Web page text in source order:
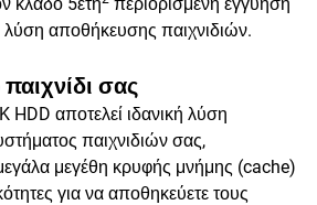
λύση αποθήκευσης παιχνιδιών.
σας
αποτελεί ιδανική λύση
παιχνιδιών σας,
μεγέθη κρυφής μνήμης (cache)
για να αποθηκεύετε τους